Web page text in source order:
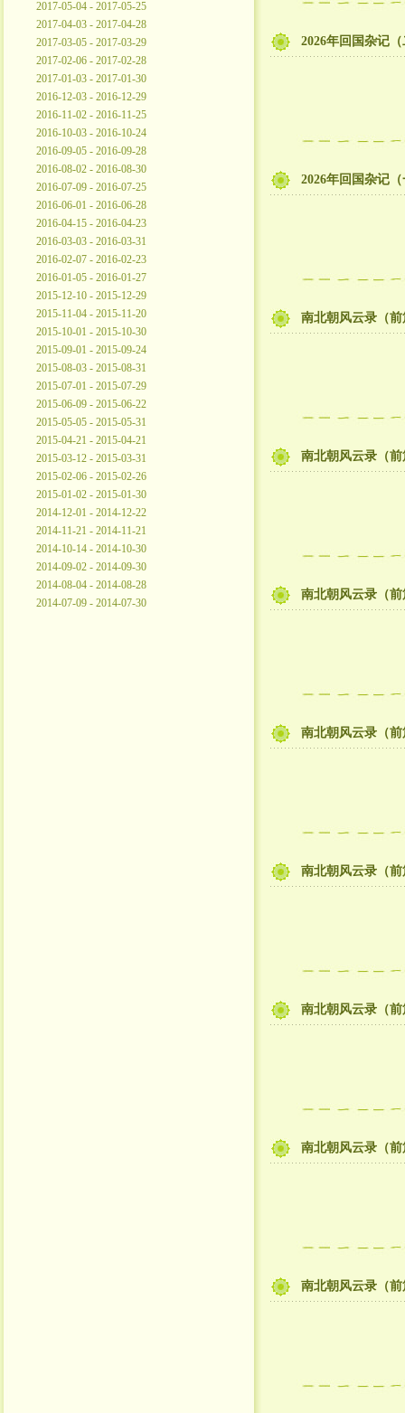
2017-05-04 - 2017-05-25
2017-04-03 - 2017-04-28
2017-03-05 - 2017-03-29
2017-02-06 - 2017-02-28
2017-01-03 - 2017-01-30
2016-12-03 - 2016-12-29
2016-11-02 - 2016-11-25
2016-10-03 - 2016-10-24
2016-09-05 - 2016-09-28
2016-08-02 - 2016-08-30
2016-07-09 - 2016-07-25
2016-06-01 - 2016-06-28
2016-04-15 - 2016-04-23
2016-03-03 - 2016-03-31
2016-02-07 - 2016-02-23
2016-01-05 - 2016-01-27
2015-12-10 - 2015-12-29
2015-11-04 - 2015-11-20
2015-10-01 - 2015-10-30
2015-09-01 - 2015-09-24
2015-08-03 - 2015-08-31
2015-07-01 - 2015-07-29
2015-06-09 - 2015-06-22
2015-05-05 - 2015-05-31
2015-04-21 - 2015-04-21
2015-03-12 - 2015-03-31
2015-02-06 - 2015-02-26
2015-01-02 - 2015-01-30
2014-12-01 - 2014-12-22
2014-11-21 - 2014-11-21
2014-10-14 - 2014-10-30
2014-09-02 - 2014-09-30
2014-08-04 - 2014-08-28
2014-07-09 - 2014-07-30
2026年回国杂记
2026年回国杂记
南北朝风云录（
南北朝风云录（
南北朝风云录（
南北朝风云录（
南北朝风云录（
南北朝风云录（
南北朝风云录（
南北朝风云录（